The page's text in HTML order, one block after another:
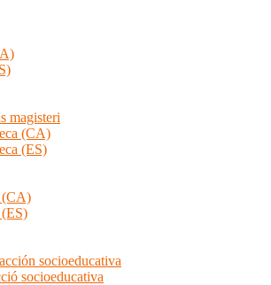
magisteri
(CA)
(ES)
(CA)
socioeducativa
socioeducativa